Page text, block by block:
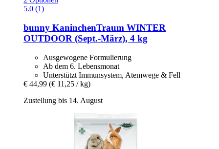
5.0 (1)
bunny KaninchenTraum WINTER
OUTDOOR (Sept.-​März), 4 kg
Ausgewogene Formulierung
Ab dem 6. Lebensmonat
Unterstützt Immunsystem, Atemwege & Fell
€ 44,99 (€ 11,25 / kg)
Zustellung bis 14. August